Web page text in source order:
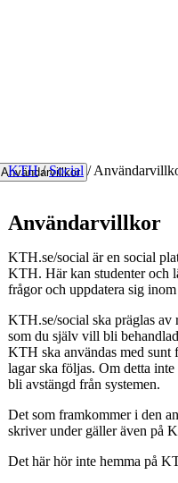
Användarvillkor
KTH / Social /
Användarvillkor
KTH.se/social är en social
KTH. Här kan studenter och
frågor och uppdatera sig
KTH.se/social ska präglas av
som du själv vill bli
KTH ska användas med
lagar ska följas. Om detta
bli avstängd från systemen.
Det som framkommer i den
skriver under gäller även på
Det här hör inte hemma på